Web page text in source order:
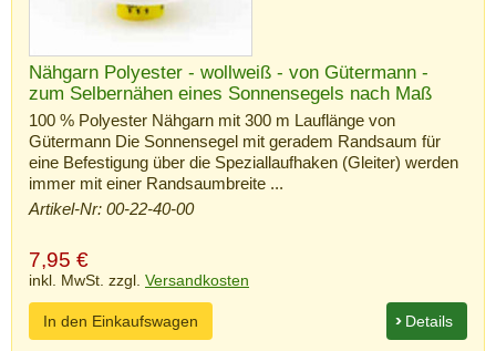
Nähgarn Polyester - wollweiß - von Gütermann -
zum Selbernähen eines Sonnensegels nach Maß
100 % Polyester Nähgarn mit 300 m Lauflänge von
Gütermann Die Sonnensegel mit geradem Randsaum für
eine Befestigung über die Speziallaufhaken (Gleiter) werden
immer mit einer Randsaumbreite ...
Artikel-Nr: 00-22-40-00
7,95 €
inkl. MwSt. zzgl. Versandkosten
Details
In den Einkaufswagen